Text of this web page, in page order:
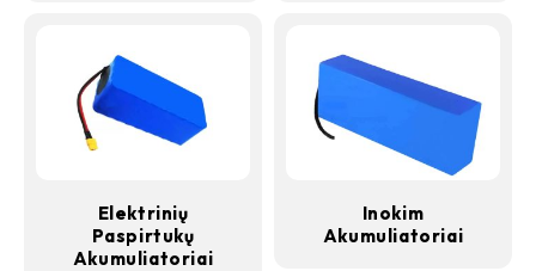
Elektrinių
Paspirtukų
Akumuliatoriai
Inokim
Akumuliatoriai